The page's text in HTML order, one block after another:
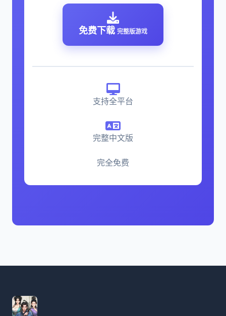
免费下载 完整版游戏
支持全平台
完整中文版
完全免费